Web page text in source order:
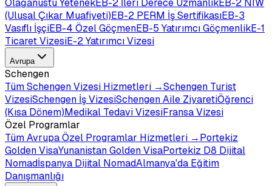
Olağanüstü YetenekEB-2 İleri Derece UzmanlıkEB-2 NIW
(Ulusal Çıkar Muafiyeti)EB-2 PERM İş SertifikasıEB-3
Vasıflı İşçiEB-4 Özel GöçmenEB-5 Yatırımcı GöçmenlikE-1
Ticaret VizesiE-2 Yatırımcı Vizesi
Avrupa
Schengen
TümSchengen Vizesi Hizmetleri →Schengen Turist
VizesiSchengen İş VizesiSchengen Aile ZiyaretiÖğrenci
(Kısa Dönem)Medikal Tedavi VizesiFransa Vizesi
Özel Programlar
TümAvrupa Özel Programlar Hizmetleri →Portekiz
Golden VisaYunanistan Golden VisaPortekiz D8 Dijital
Nomadİspanya Dijital NomadAlmanya'da Eğitim
Danışmanlığı